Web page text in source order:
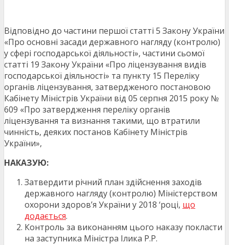
Відповідно до частини першої статті 5 Закону України
«Про основні засади державного нагляду (контролю)
у сфері господарської діяльності», частини сьомої
статті 19 Закону України «Про ліцензування видів
господарської діяльності» та пункту 15 Переліку
органів ліцензування, затвердженого постановою
Кабінету Міністрів України від 05 серпня 2015 року №
609 «Про затвердження переліку органів
ліцензування та визнання такими, що втратили
чинність, деяких постанов Кабінету Міністрів
України»,
НАКАЗУЮ:
Затвердити річний план здійснення заходів
державного нагляду (контролю) Міністерством
охорони здоров’я України у 2018 ‘році, що
додається.
Контроль за виконанням цього наказу покласти
на заступника Міністра Ілика Р.Р.